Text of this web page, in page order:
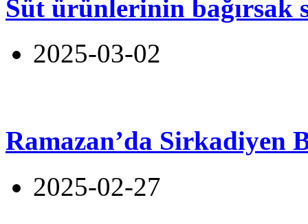
Süt ürünlerinin bağırsak
2025-03-02
Ramazan’da Sirkadiyen
2025-02-27